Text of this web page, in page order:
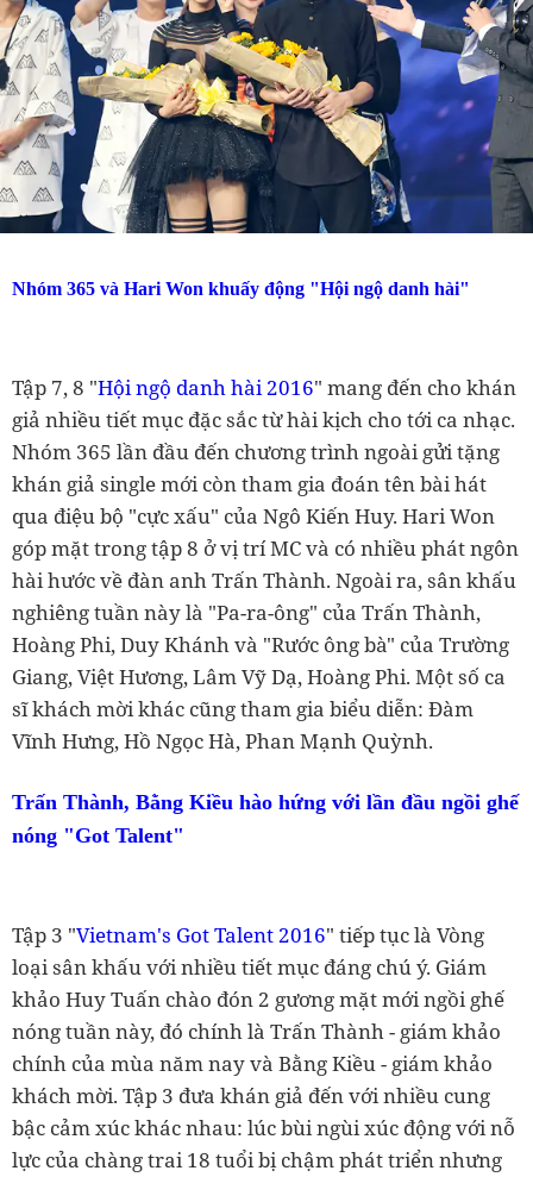
Nhóm 365 và Hari Won khuấy động "Hội ngộ danh hài"
Tập 7, 8 "Hội ngộ danh hài 2016" mang đến cho khán
giả nhiều tiết mục đặc sắc từ hài kịch cho tới ca nhạc.
Nhóm 365 lần đầu đến chương trình ngoài gửi tặng
khán giả single mới còn tham gia đoán tên bài hát
qua điệu bộ "cực xấu" của Ngô Kiến Huy. Hari Won
góp mặt trong tập 8 ở vị trí MC và có nhiều phát ngôn
hài hước về đàn anh Trấn Thành. Ngoài ra, sân khấu
nghiêng tuần này là "Pa-ra-ông" của Trấn Thành,
Hoàng Phi, Duy Khánh và "Rước ông bà" của Trường
Giang, Việt Hương, Lâm Vỹ Dạ, Hoàng Phi. Một số ca
sĩ khách mời khác cũng tham gia biểu diễn: Đàm
Vĩnh Hưng, Hồ Ngọc Hà, Phan Mạnh Quỳnh.
Trấn Thành, Bằng Kiều hào hứng với lần đầu ngồi ghế
nóng "Got Talent"
Tập 3 "Vietnam's Got Talent 2016" tiếp tục là Vòng
loại sân khấu với nhiều tiết mục đáng chú ý. Giám
khảo Huy Tuấn chào đón 2 gương mặt mới ngồi ghế
nóng tuần này, đó chính là Trấn Thành - giám khảo
chính của mùa năm nay và Bằng Kiều - giám khảo
khách mời. Tập 3 đưa khán giả đến với nhiều cung
bậc cảm xúc khác nhau: lúc bùi ngùi xúc động với nỗ
lực của chàng trai 18 tuổi bị chậm phát triển nhưng